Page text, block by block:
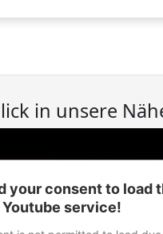
in unsere
your consent to load
Youtube service!